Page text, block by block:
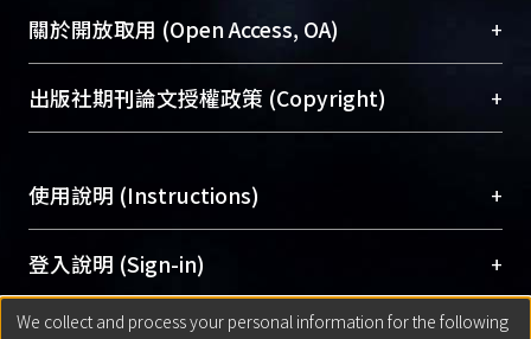
歷史研究便是新保守史學的崛起。史家
轉而強調美國基本價值、制度與意見的
延續不變性。隨著一九六○年代激進改
革思潮的崛起，美國的歷史解釋也向左
偏。新左派史學崛起於一九六○年代之
成果。
To permanently archive and promote researcher
profiles and scholarly works, Library integrates the
services of “NTU Repository” with “Academic
Sciences Library)
關於開放取用 (Open Access, OA) +
開放取用是從使用者角度提升資訊取用性的社會運
動，應用在學術研究上是透過將研究著作公開供使
用逐年攀升。同時可加速研究發展、提升研究影響
Archive）平台。 （點選深入了解OA）
出版社期刊論文授權政策 (Copyright) +
含部分內容的版權非匯入者所有，或由第三方贊
助與合作完成，請確認該版權所有者及第三方同
意提供此授權。
Please represent that the submission is your
original work, and that you have the right to
使用說明 (Instructions) +
網站簡介(Quickstart Guide)
使用手冊(Instruction Manual)
線上預約服務(Booking Service)
登入說明 (Sign-in) +
方案一：臺灣大學計算機中心帳號登入
匯入著作 (Submission) +
We collect and process your personal information for the following